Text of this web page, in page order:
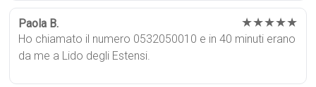
Paola B. ★★★★★
Ho chiamato il numero 0532050010 e in 40 minuti erano
da me a Lido degli Estensi.